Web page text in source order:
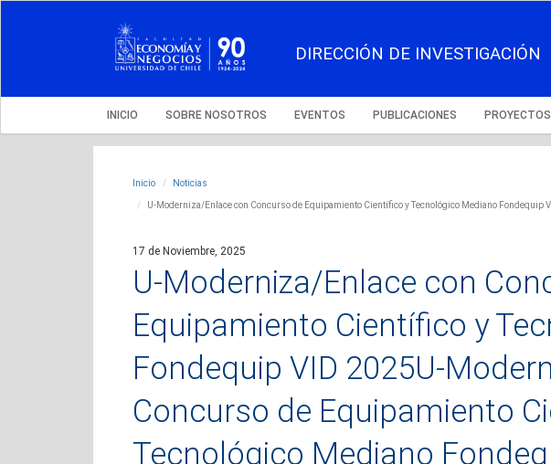
DIRECCIÓN DE INVESTIGACIÓN
INICIO SOBRE NOSOTROS EVENTOS PUBLICACIONES PROYECTOS
Inicio Noticias
U-Moderniza/Enlace con Concurso de Equipamiento Científico y Tecnológico Mediano
17 de Noviembre, 2025
U-Moderniza/Enlace con
Equipamiento Científico y
Fondequip VID 2025U-
Concurso de Equipamiento
Tecnológico Mediano